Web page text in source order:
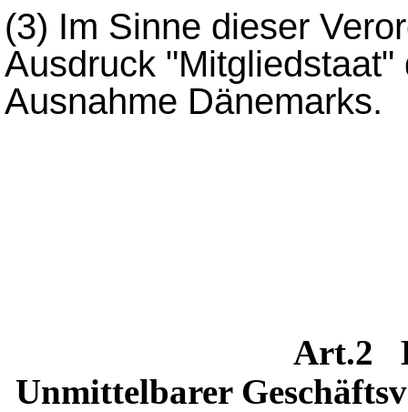
(3) Im Sinne dieser
Ausdruck
Ausnahme Dänemarks.
Art.2
Unmittelbarer